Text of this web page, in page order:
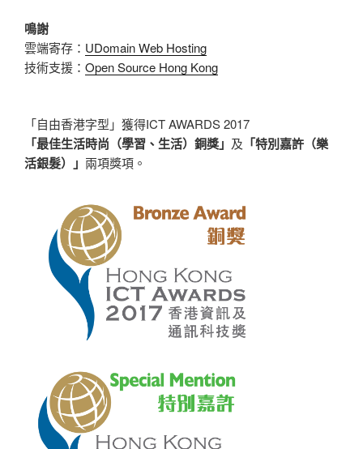
鳴謝
雲端寄存： UDomain Web Hosting
技術支援： Open Source Hong Kong
「自由香港字型」獲得ICT AWARDS 2017
「最佳生活時尚（學習、生活）銅獎」 及 「特別嘉許（樂
活銀髮）」 兩項獎項。